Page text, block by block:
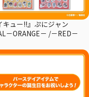
キュー!!』ぷにジャン
－ORANGE－ /－RED－